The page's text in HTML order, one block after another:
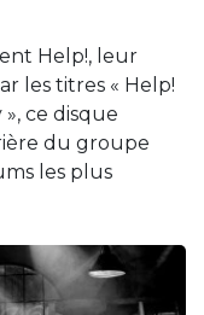
Help!, leur
les titres « Help!
», ce disque
du groupe
les plus